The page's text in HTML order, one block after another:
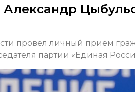
Александр
провел личный прием
партии «Единая